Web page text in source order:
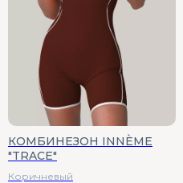
КОМБИНЕЗОН INNÈME
"TRACE"
Коричневый